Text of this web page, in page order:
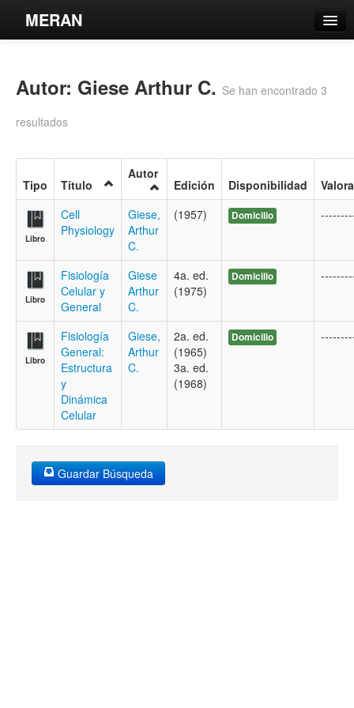
MERAN
Búsqueda Avanzada
Contacto
Iniciar sesión
Autor: Giese Arthur C. Se han encontrado 3
resultados
Tipo Título
Autor
Edición Disponibilidad
Libro
Cell
Physiology
Giese,
Arthur
C.
(1957) Domicilio
Libro
Fisiología
Celular y
General
Giese
Arthur
C.
4a. ed.
(1975)
Domicilio
Libro
Fisiología
General:
Estructura
y
Dinámica
Celular
Giese,
Arthur
C.
2a. ed.
(1965)
3a. ed.
(1968)
Domicilio
Guardar Búsqueda